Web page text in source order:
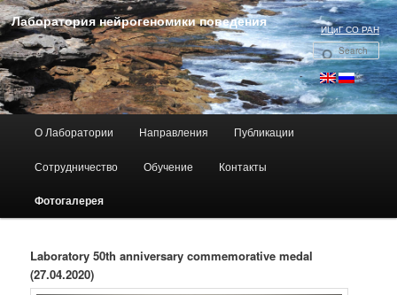
Лаборатория нейрогеномики поведения ИЦиГ СО РАН
Skip to primary content
О Лаборатории Направления Публикации
Сотрудничество Обучение Контакты
Фотогалерея
Laboratory50th anniversarycommemorative medal
(27.04.2020)